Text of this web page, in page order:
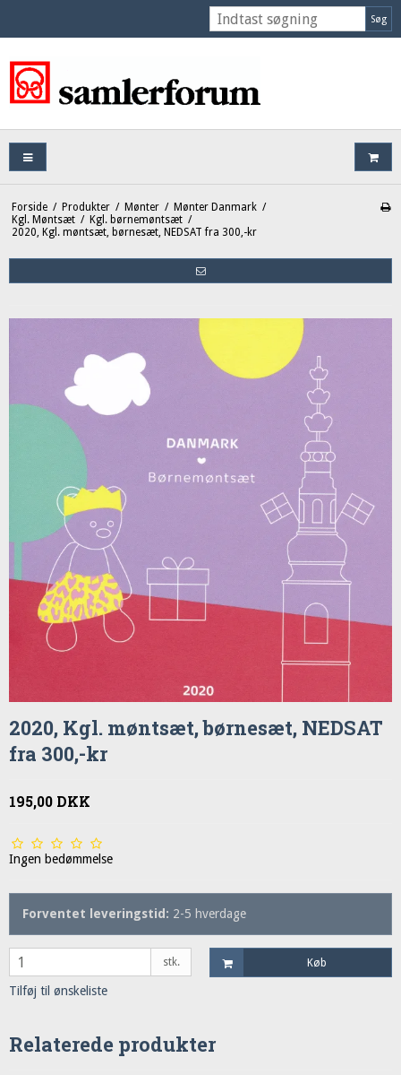
Søg
Forside / Produkter / Mønter / Mønter Danmark /
Kgl. Møntsæt / Kgl. børnemøntsæt /
2020, Kgl. møntsæt, børnesæt, NEDSAT fra 300,-kr
2020, Kgl. møntsæt, børnesæt, NEDSAT
fra 300,-kr
195,00 DKK
Ingen bedømmelse
Forventet leveringstid: 2-5 hverdage
stk. Køb
Tilføj til ønskeliste
Relaterede produkter